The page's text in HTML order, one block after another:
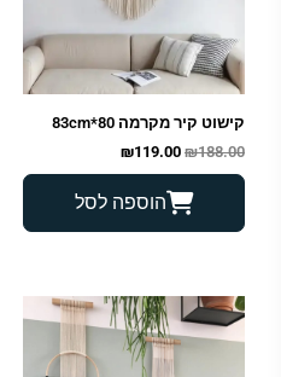
קישוט קיר מקרמה 80*83cm
₪188.00
₪119.00
הוספה לסל
המחיר
המקורי
היה:
₪172.00.
המחיר
הנוכחי
₪119.00.